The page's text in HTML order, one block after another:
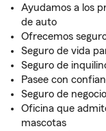
Ayudamos a los
de auto
Ofrecemos
Seguro de vida
Seguro de
Pasee con
Seguro de
Oficina que
mascotas